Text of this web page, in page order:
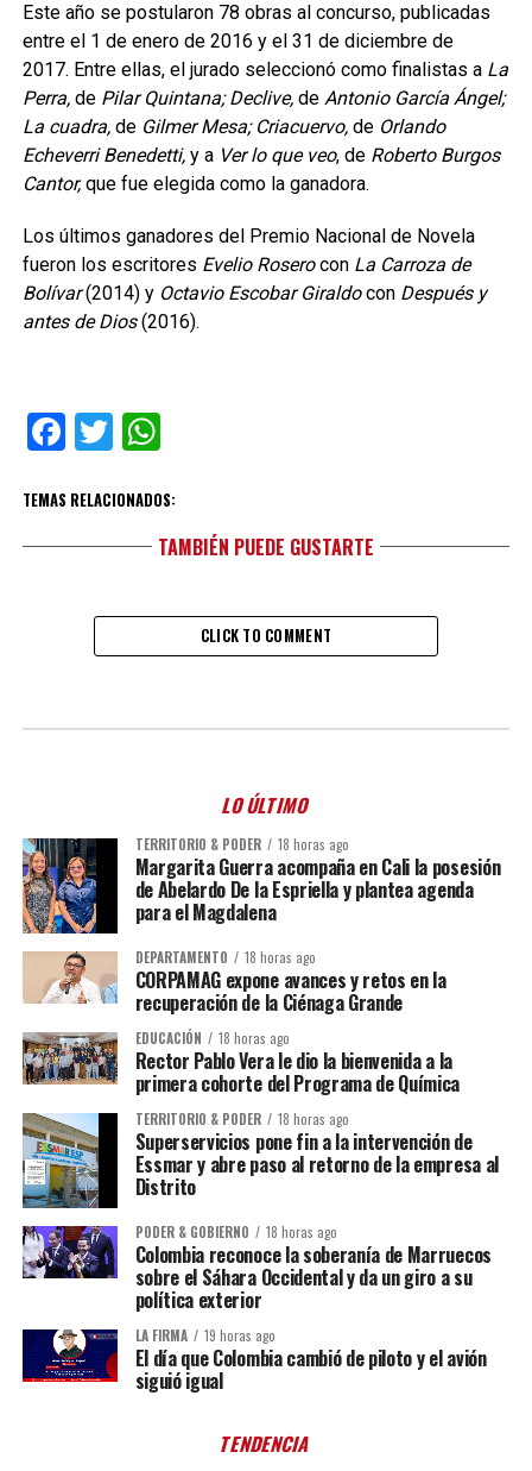
Este año se postularon 78 obras al concurso, publicadas
entre el 1 de enero de 2016 y el 31 de diciembre de
2017. Entre ellas, el jurado seleccionó como finalistas a La
Perra, de Pilar Quintana; Declive, de Antonio García Ángel;
La cuadra, de Gilmer Mesa; Criacuervo, de Orlando
Echeverri Benedetti, y a Ver lo que veo, de Roberto Burgos
Cantor,que fue elegida como la ganadora.
Los últimos ganadores del Premio Nacional de Novela
fueron los escritores Evelio Roserocon La Carroza de
Bolívar(2014) y Octavio Escobar Giraldocon Después y
antes de Dios(2016).
Facebook
TwitterWhatsApp
TEMAS RELACIONADOS:
TAMBIÉN PUEDE GUSTARTE
CLICK TO COMMENT
LO ÚLTIMO
TERRITORIO & PODER 18 horas ago
Margarita Guerra acompaña en Cali la posesión
de Abelardo De la Espriella y plantea agenda
para el Magdalena
DEPARTAMENTO 18 horas ago
CORPAMAG expone avances y retos en la
recuperación de la Ciénaga Grande
EDUCACIÓN 18 horas ago
Rector Pablo Vera le dio la bienvenida a la
primera cohorte del Programa de Química
TERRITORIO & PODER 18 horas ago
Superservicios pone fin a la intervención de
Essmar y abre paso al retorno de la empresa al
Distrito
PODER & GOBIERNO 18 horas ago
Colombia reconoce la soberanía de Marruecos
sobre el Sáhara Occidental y da un giro a su
política exterior
LA FIRMA 19 horas ago
El día que Colombia cambió de piloto y el avión
siguió igual
TENDENCIA